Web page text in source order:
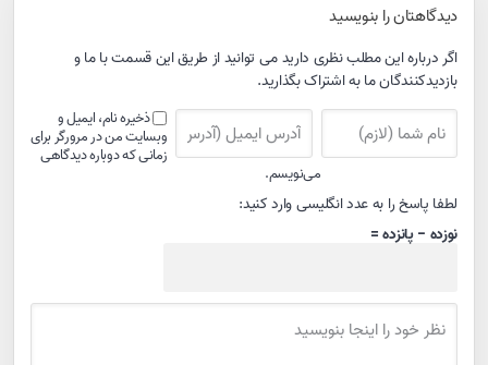
دیدگاهتان را بنویسید
اگر درباره این مطلب نظری دارید می توانید از طریق این قسمت با ما و
بازدیدکنندگان ما به اشتراک بگذارید.
ذخیره نام، ایمیل و
وبسایت من در مرورگر برای
زمانی که دوباره دیدگاهی
می‌نویسم.
لطفا پاسخ را به عدد انگلیسی وارد کنید:
نوزده − پانزده =